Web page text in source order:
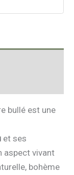
bullé est une
et ses
aspect vivant
bohème